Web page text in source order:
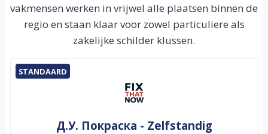
vakmensen werken in vrijwel alle plaatsen binnen de
regio en staan klaar voor zowel particuliere als
zakelijke schilder klussen.
STANDAARD
Д.У. Покраска - Zelfstandig